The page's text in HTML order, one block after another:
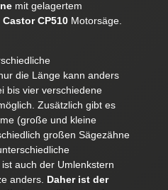
mit gelagertem
Castor CP510Motorsäge.
die Länge kann anders
bis vier verschiedene
Zusätzlich gibt es
(große und kleine
großen Sägezähne
auch der Umlenkstern
anders. Daher ist der